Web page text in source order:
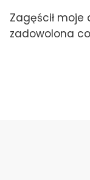
Zagęścił
zadowolona